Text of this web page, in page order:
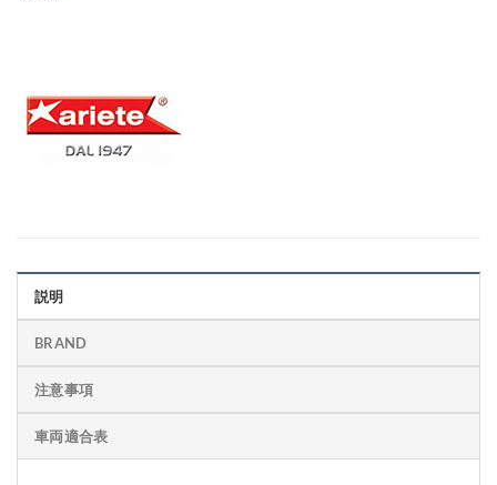
説明
BRAND
注意事項
車両適合表